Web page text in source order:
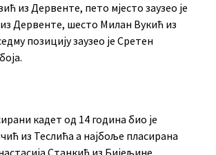
из Дервенте, пето мјесто заузео је
Дервенте, шесто Милан Вукић из
позицију заузео је Сретен
кадет од 14 година био је
из Теслића а најбоље пласирана
Станкић из Бијељине.